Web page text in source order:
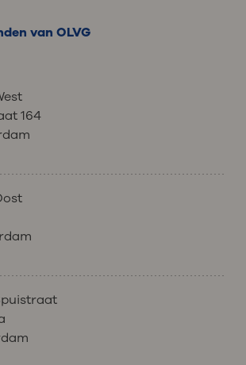
van OLVG
164